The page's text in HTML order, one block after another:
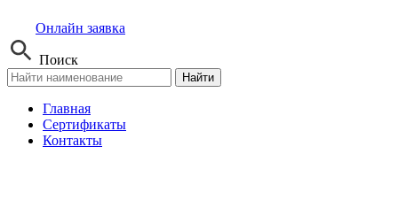
Онлайн заявка
Поиск
Найти
Главная
Сертификаты
Контакты